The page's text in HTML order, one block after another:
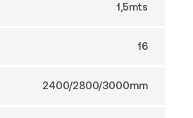
1,5mts
16
2400/2800/3000mm